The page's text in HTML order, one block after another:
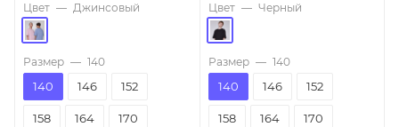
Цвет — Джинсовый
Размер — 140
140 146 152
158 164 170
Цвет — Черный
Размер — 140
140 146 152
158 164 170